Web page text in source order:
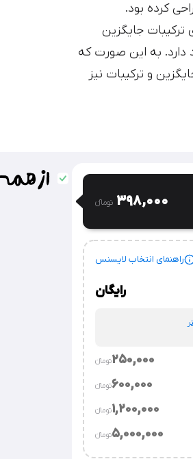
کرده بود.
جایگزین
دارد. به این صورت که
و ترکیبات نیز
398,000 تومان‫ء‬
راهنمای انتخاب لایسنس
رایگان
250,000تومان‫ء‬‫
600,000تومان‫ء‬‫
1,200,000تومان‫ء‬‫
5,000,000تومان‫ء‬‫